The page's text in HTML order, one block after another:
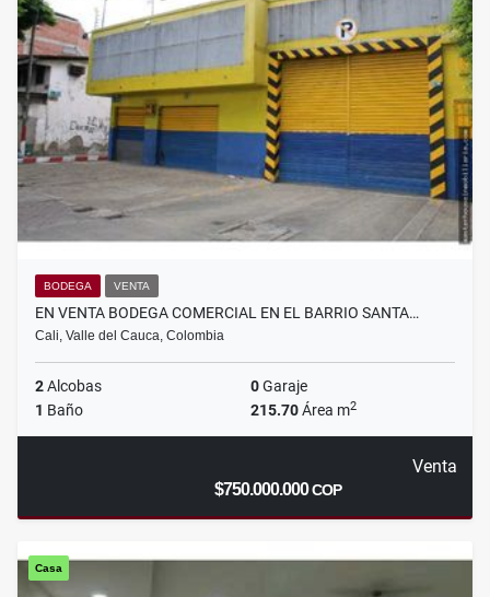
BODEGA VENTA
EN VENTA BODEGA COMERCIAL EN EL BARRIO SANTA…
Cali, Valle del Cauca, Colombia
2Alcobas 0Garaje
1 Baño 215.70Área m2
Venta
$750.000.000COP
Casa